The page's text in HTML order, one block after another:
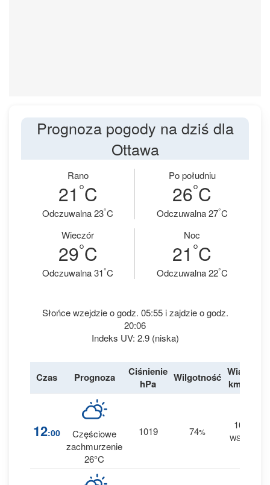
Prognoza pogody na dziś dla
Ottawa
Rano
21 °C
Odczuwalna 23°C
Po południu
26°C
Odczuwalna 27°C
Wieczór
29°C
Odczuwalna 31°C
Noc
21 °C
Odczuwalna 22°C
Słońce wzejdzie o godz. 05:55 i zajdzie o godz.
20:06
Indeks UV: 2.9 (niska)
Czas Prognoza
Ciśnienie
hPa
Wilgotność Wiatr
km/h
12:00
Częściowe
zachmurzenie
26°C
1019 74%
10
WSW